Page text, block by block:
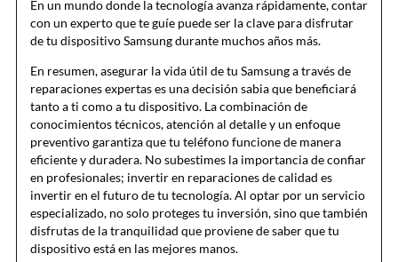
En un mundo donde la tecnología avanza rápidamente, contar
con un experto que te guíe puede ser la clave para disfrutar
de tu dispositivo Samsung durante muchos años más.
En resumen, asegurar la vida útil de tu Samsung a través de
reparaciones expertas es una decisión sabia que beneficiará
tanto a ti como a tu dispositivo. La combinación de
conocimientos técnicos, atención al detalle y un enfoque
preventivo garantiza que tu teléfono funcione de manera
eficiente y duradera. No subestimes la importancia de confiar
en profesionales; invertir en reparaciones de calidad es
invertir en el futuro de tu tecnología. Al optar por un servicio
especializado, no solo proteges tu inversión, sino que también
disfrutas de la tranquilidad que proviene de saber que tu
dispositivo está en las mejores manos.